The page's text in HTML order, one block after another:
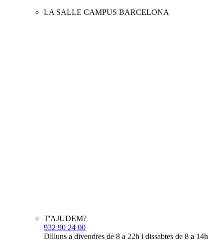
LA SALLE CAMPUS BARCELONA
T'AJUDEM?
932 90 24 00
Dilluns a divendres de 8 a 22h i dissabtes de 8 a 14h